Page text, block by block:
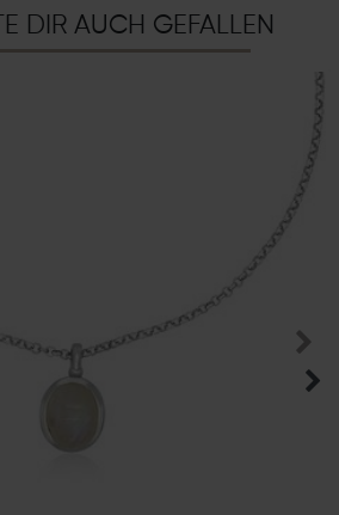
DIR AUCH GEFALLEN